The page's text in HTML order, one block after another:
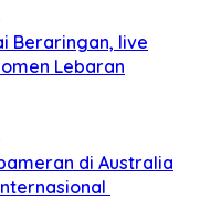
Beraringan, live
Lebaran
di Australia